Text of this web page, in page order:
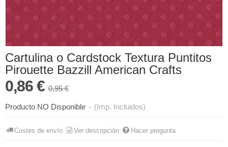
Cartulina o Cardstock Textura Puntitos
Pirouette Bazzill American Crafts
0,86 € 0,95 €
Producto NO Disponible - (Imp. Incluidos)
Costes de envío Ver descripción Hacer pregunta